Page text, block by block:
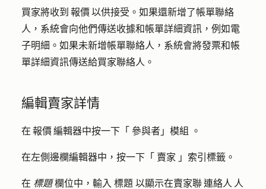
買家將收到 報價 以供接受。如果還新增了帳單聯絡
人，系統會向他們傳送收據和帳單詳細資訊，例如電
子明細。如果未新增帳單聯絡人，系統會將發票和帳
單詳細資訊傳送給買家聯絡人。
編輯賣家詳情
在 報價 編輯器中按一下「 參與者」模組 。
在左側邊欄編輯器中，按一下「 賣家 」索引標籤。
在 標題欄位中，輸入 標題 以顯示在賣家聯 連絡人 人